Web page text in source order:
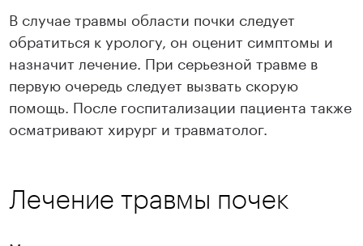
Подробнее Подробнее
В случае травмы области почки следует
обратиться к урологу, он оценит симптомы и
назначит лечение. При серьезной травме в
первую очередь следует вызвать скорую
помощь. После госпитализации пациента также
осматривают хирург и травматолог.
Лечение травмы почек